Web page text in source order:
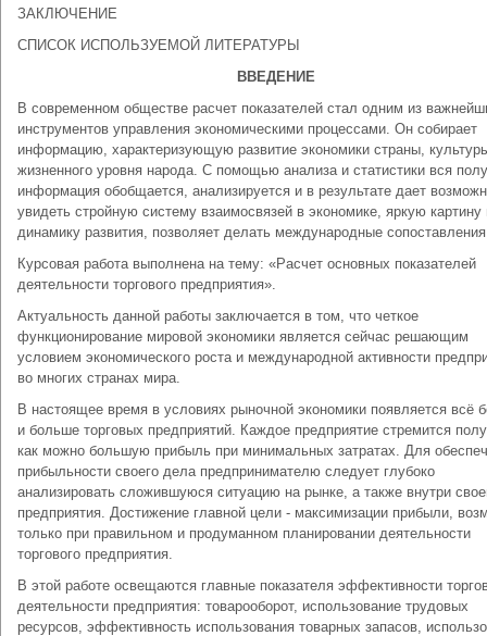
ЗАКЛЮЧЕНИЕ
СПИСОК ИСПОЛЬЗУЕМОЙ ЛИТЕРАТУРЫ
ВВЕДЕНИЕ
В современном обществе расчет показателей стал одним из
инструментов управления экономическими процессами. Он собирает
информацию, характеризующую развитие экономики страны,
жизненного уровня народа. С помощью анализа и статистики вся
информация обобщается, анализируется и в результате дает
увидеть стройную систему взаимосвязей в экономике, яркую картину
динамику развития, позволяет делать международные
Курсовая работа выполнена на тему: «Расчет основных показателей
деятельности торгового предприятия».
Актуальность данной работы заключается в том, что четкое
функционирование мировой экономики является сейчас решающим
условием экономического роста и международной активности
во многих странах мира.
В настоящее время в условиях рыночной экономики появляется всё
и больше торговых предприятий. Каждое предприятие стремится
как можно большую прибыль при минимальных затратах. Для
прибыльности своего дела предпринимателю следует глубоко
анализировать сложившуюся ситуацию на рынке, а также внутри
предприятия. Достижение главной цели - максимизации прибыли,
только при правильном и продуманном планировании деятельности
торгового предприятия.
В этой работе освещаются главные показателя эффективности
деятельности предприятия: товарооборот, использование трудовых
ресурсов, эффективность использования товарных запасов,